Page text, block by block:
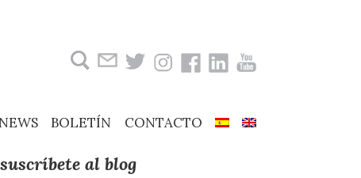
BOLETÍN CONTACTO
suscríbete al blog